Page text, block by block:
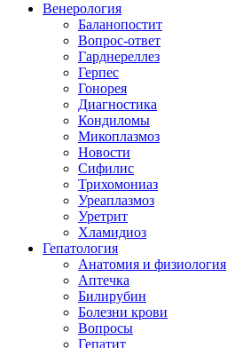
Венерология
Баланопостит
Вопрос-ответ
Гарднереллез
Герпес
Гонорея
Диагностика
Кондиломы
Микоплазмоз
Новости
Сифилис
Трихомониаз
Уреаплазмоз
Уретрит
Хламидиоз
Гепатология
Анатомия и физиология
Аптечка
Билирубин
Болезни крови
Вопросы
Гепатит